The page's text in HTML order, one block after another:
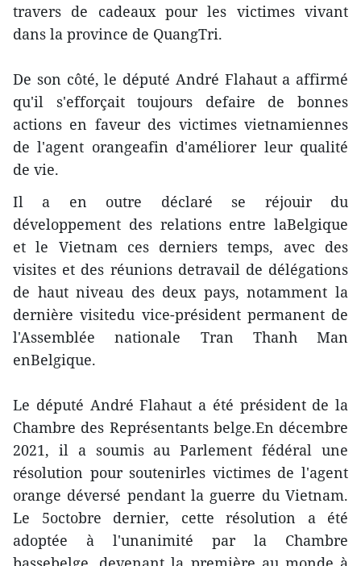
travers de cadeaux pour les victimes vivant
dans la province de QuangTri.
De son côté, le député André Flahaut a affirmé
qu'il s'efforçait toujours defaire de bonnes
actions en faveur des victimes vietnamiennes
de l'agent orangeafin d'améliorer leur qualité
de vie.
Il a en outre déclaré se réjouir du
développement des relations entre laBelgique
et le Vietnam ces derniers temps, avec des
visites et des réunions detravail de délégations
de haut niveau des deux pays, notamment la
dernière visitedu vice-président permanent de
l'Assemblée nationale Tran Thanh Man
enBelgique.
Le député André Flahaut a été président de la
Chambre des Représentants belge.En décembre
2021, il a soumis au Parlement fédéral une
résolution pour soutenirles victimes de l'agent
orange déversé pendant la guerre du Vietnam.
Le 5octobre dernier, cette résolution a été
adoptée à l'unanimité par la Chambre